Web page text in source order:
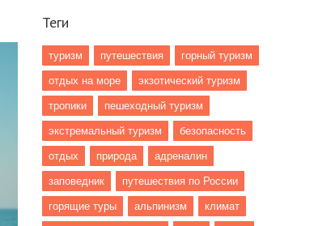
Теги
туризм путешествия горный туризм
отдых на море экзотический туризм
тропики пешеходный туризм
экстремальный туризм безопасность
отдых природа адреналин
заповедник путешествия по России
горящие туры альпинизм климат